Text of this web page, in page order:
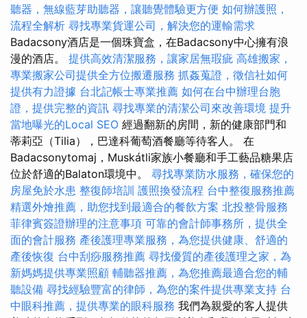
聽器，無線藍芽助聽器，讓聽覺體驗更方便 如何辦護照，
流程全解析 尋找專業貨運公司，解決您的運輸需求
Badacsony酒店是一個珠寶盒，在Badacsony中心擁有浪
漫的酒店。 提供高效清潔服務，讓家居無瑕疵 高雄搬家，
專業搬家公司提供全方位搬遷服務 抓姦蒐證，徵信社如何
提供有力證據 台北記帳士專業推薦 如何在台中辦理台胞
證，提供完整的資訊 尋找專業的清潔公司來改善環境 提升
當地曝光的Local SEO 經過翻新的房間，新的健康部門和
蒂莉亞（Tilia），巴達科葡萄酒餐廳等待客人。 在
Badacsonytomaj，Muskátli家族小餐廳和手工藝品糖果店
位於舒適的Balaton環境中。 尋找專業防水服務，確保您的
房屋免於水患 整復師培訓 護照換發流程 台中整復服務推薦
精選外燴推薦，助您找到最適合的餐飲方案 北投整骨服務
菲律賓簽證辦理的注意事項 可靠的會計師事務所，提供全
面的會計服務 產後護理專業服務，為您提供健康、舒適的
產後恢復 台中刮痧服務推薦 尋找優質的產後護理之家，為
新媽媽提供專業照顧 輔聽器推薦，為您推薦最適合您的輔
聽設備 尋找經驗豐富的律師，為您的案件提供專業支持 台
中眼科推薦，提供專業的眼科服務 我們為親愛的客人提供